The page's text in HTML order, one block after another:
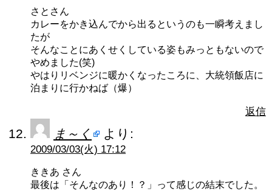
さとさん
カレーをかき込んでから出るというのも一瞬考えまし
たが
そんなことにあくせくしている姿もみっともないので
やめました(笑)
やはりリベンジに暖かくなったころに、大統領飯店に
泊まりに行かねば（爆）
返信
ま～く より:
2009/03/03(火) 17:12
ききあ さん
最後は「そんなのあり！？」って感じの結末でした。